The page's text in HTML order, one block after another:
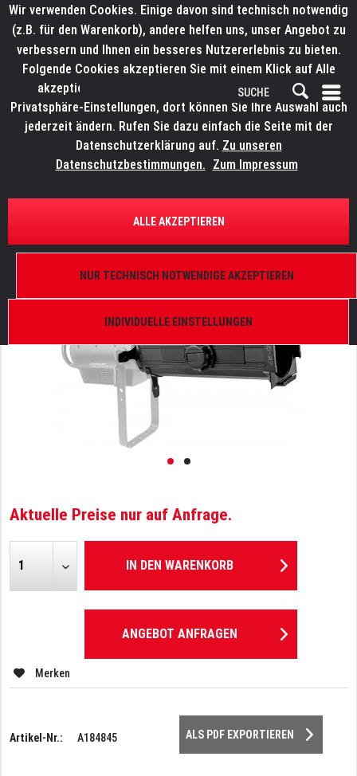
ÜBERSICHT SCHEINWERFER UND KOMPONENTEN
LITECRAFT HELD Zoom Tubus
Aktuelle Preise nur auf Anfrage.
IN DEN WARENKORB
ANGEBOT ANFRAGEN
Merken
Artikel-Nr.: A184845 ALS PDF EXPORTIEREN
Wir verwenden Cookies. Einige davon sind technisch notwendig
(z.B. für den Warenkorb), andere helfen uns, unser Angebot zu
verbessern und Ihnen ein besseres Nutzererlebnis zu bieten.
Folgende Cookies akzeptieren Sie mit einem Klick auf Alle
akzeptieren. Weitere Informationen finden Sie in den
Privatsphäre-Einstellungen, dort können Sie Ihre Auswahl auch
jederzeit ändern. Rufen Sie dazu einfach die Seite mit der
Datenschutzerklärung auf. Zu unseren
Datenschutzbestimmungen. Zum Impressum
INDIVIDUELLE EINSTELLUNGEN
NUR TECHNISCH NOTWENDIGE AKZEPTIEREN
ALLE AKZEPTIEREN